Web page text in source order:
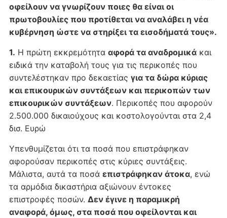
οφείλουν να γνωρίζουν ποιες θα είναι οι
πρωτοβουλίες που προτίθεται να αναλάβει η νέα
κυβέρνηση ώστε να στηρίξει τα εισοδήματά τους».
1. Η πρώτη εκκρεμότητα αφορά τα αναδρομικάκαι
ειδικά την καταβολή τους για τις περικοπές που
συντελέστηκαν προ δεκαετίας για τα δώρα κύριας
και επικουρικών συντάξεων και περικοπών των
επικουρικών συντάξεων. Περικοπές που αφορούν
2.500.000 δικαιούχους και κοστολογούνται στα 2,4
δισ. Ευρώ
Υπενθυμίζεται ότι τα ποσά που επιστράφηκαν
αφορούσαν περικοπές στις κύριες συντάξεις.
Μάλιστα, αυτά τα ποσά επιστράφηκαν άτοκα, ενώ
τα αρμόδια δικαστήρια αξιώνουν έντοκες
επιστροφές ποσών. Δεν έγινε η παραμικρή
αναφορά, όμως, στα ποσά που οφείλονται και